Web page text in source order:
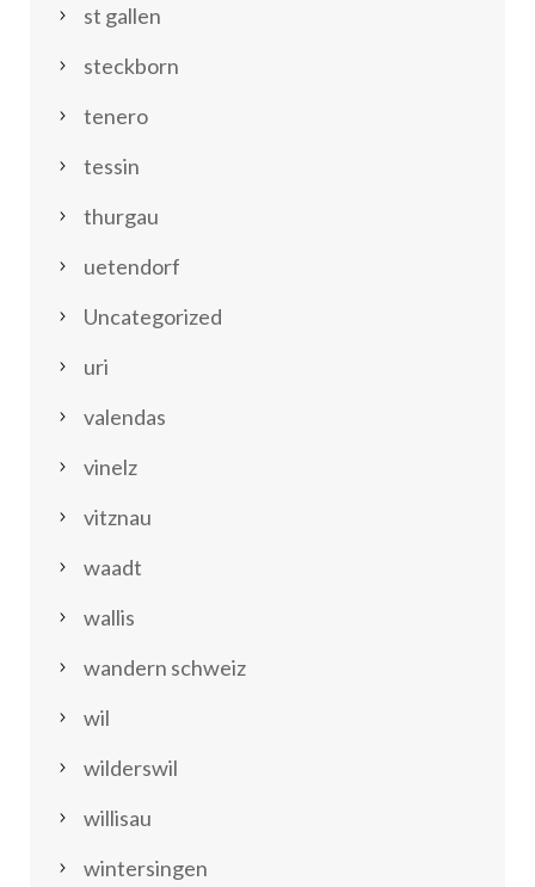
st gallen
steckborn
tenero
tessin
thurgau
uetendorf
Uncategorized
uri
valendas
vinelz
vitznau
waadt
wallis
wandern schweiz
wil
wilderswil
willisau
wintersingen